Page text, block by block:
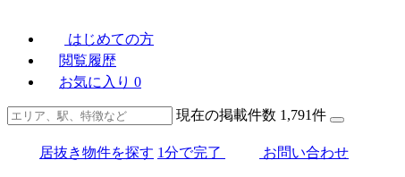
はじめての方
閲覧履歴
お気に入り 0
現在の掲載件数 1,791件
居抜き物件を探す 1分で完了 お問い合わせ